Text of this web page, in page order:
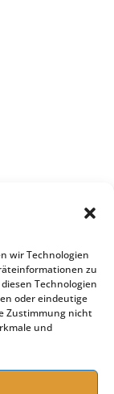
wir Technologien
zu
Technologien
oder eindeutige
Zustimmung nicht
und